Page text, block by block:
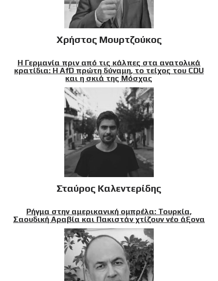
Χρήστος Μουρτζούκος
Η Γερμανία πριν από τις κάλπες στα ανατολικά
κρατίδια: Η AfD πρώτη δύναμη, το τείχος του CDU
και η σκιά της Μόσχας
Σταύρος Καλεντερίδης
Ρήγμα στην αμερικανική ομπρέλα: Τουρκία,
Σαουδική Αραβία και Πακιστάν χτίζουν νέο άξονα